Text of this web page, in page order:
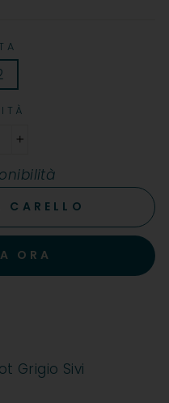
ORA
Grigio Sivi